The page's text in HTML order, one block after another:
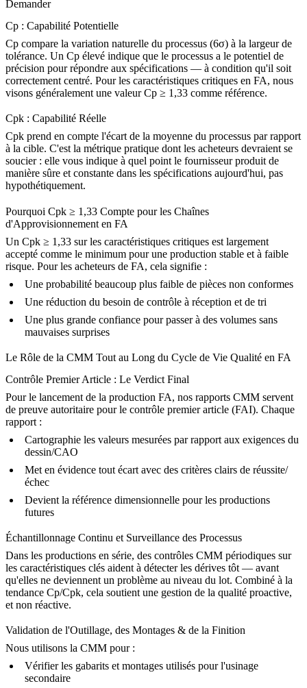
Demander
Cp : Capabilité Potentielle
Cp compare la variation naturelle du processus (6σ) à la largeur de
tolérance. Un Cp élevé indique que le processus a le potentiel de
précision pour répondre aux spécifications — à condition qu'il soit
correctement centré. Pour les caractéristiques critiques en FA, nous
visons généralement une valeur Cp ≥ 1,33 comme référence.
Cpk : Capabilité Réelle
Cpk prend en compte l'écart de la moyenne du processus par rapport
à la cible. C'est la métrique pratique dont les acheteurs devraient se
soucier : elle vous indique à quel point le fournisseur produit de
manière sûre et constante dans les spécifications aujourd'hui, pas
hypothétiquement.
Pourquoi Cpk ≥ 1,33 Compte pour les Chaînes
d'Approvisionnement en FA
Un Cpk ≥ 1,33 sur les caractéristiques critiques est largement
accepté comme le minimum pour une production stable et à faible
risque. Pour les acheteurs de FA, cela signifie :
Une probabilité beaucoup plus faible de pièces non conformes
Une réduction du besoin de contrôle à réception et de tri
Une plus grande confiance pour passer à des volumes sans
mauvaises surprises
Le Rôle de la CMM Tout au Long du Cycle de Vie Qualité en FA
Contrôle Premier Article : Le Verdict Final
Pour le lancement de la production FA, nos rapports CMM servent
de preuve autoritaire pour le contrôle premier article (FAI). Chaque
rapport :
Cartographie les valeurs mesurées par rapport aux exigences du
dessin/CAO
Met en évidence tout écart avec des critères clairs de réussite/
échec
Devient la référence dimensionnelle pour les productions
futures
Échantillonnage Continu et Surveillance des Processus
Dans les productions en série, des contrôles CMM périodiques sur
les caractéristiques clés aident à détecter les dérives tôt — avant
qu'elles ne deviennent un problème au niveau du lot. Combiné à la
tendance Cp/Cpk, cela soutient une gestion de la qualité proactive,
et non réactive.
Validation de l'Outillage, des Montages & de la Finition
Nous utilisons la CMM pour :
Vérifier les gabarits et montages utilisés pour l'usinage
secondaire